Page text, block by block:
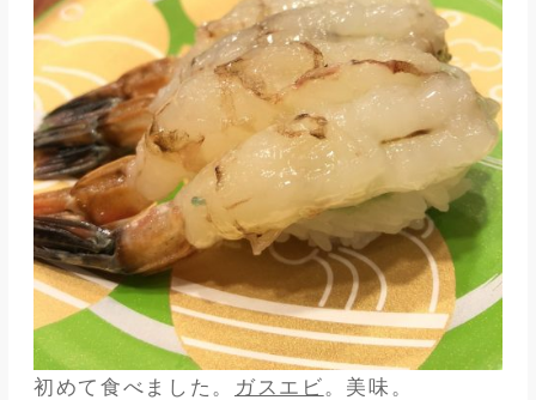
初めて食べました。 ガスエビ 。美味。